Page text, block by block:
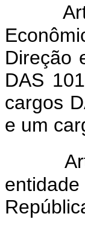
Direção
DAS
cargos
e um